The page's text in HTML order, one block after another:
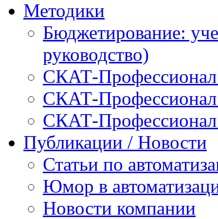
Методики
Бюджетирование:
руководство)
СКАТ-
СКАТ-
СКАТ-
Публикации / Новости
Статьи по
Юмор в
Новости компании